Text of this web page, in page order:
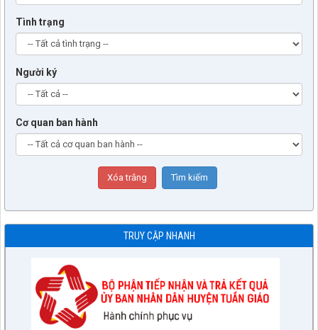
Tình trạng
Người ký
Cơ quan ban hành
TRUY CẬP NHANH